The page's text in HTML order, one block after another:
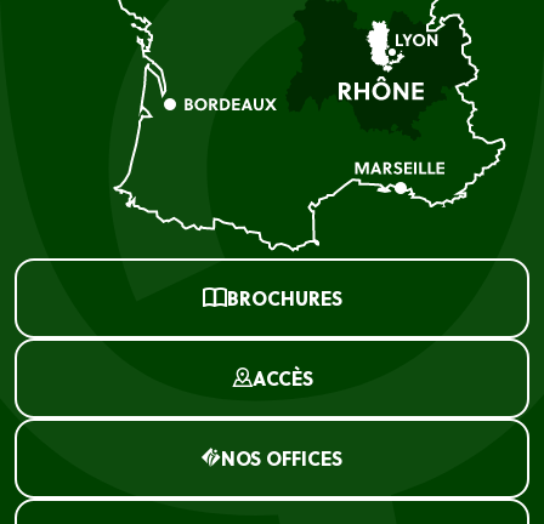
BROCHURES
ACCÈS
NOS OFFICES